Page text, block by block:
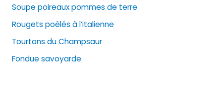
r
i
e
s
Soupe poireaux pommes de terre
Rougets poêlés à l’italienne
Tourtons du Champsaur
Fondue savoyarde